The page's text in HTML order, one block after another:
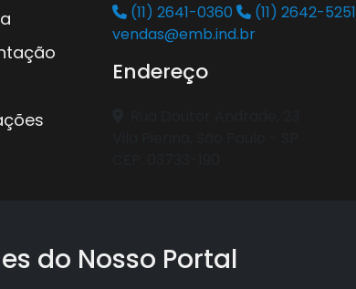
(11) 2641-0360
(11) 2642-5251
vendas@emb.ind.br
Endereço
do Nosso Portal